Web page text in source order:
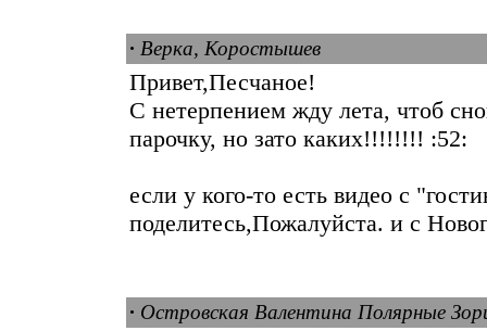
· Верка, Коростышев
Привет,Песчаное!
С нетерпением жду лета, чтоб
парочку, но зато каких!!!!!!!! :52:
если у кого-то есть видео с
поделитесь,Пожалуйста. и с
· Островская Валентина Полярные